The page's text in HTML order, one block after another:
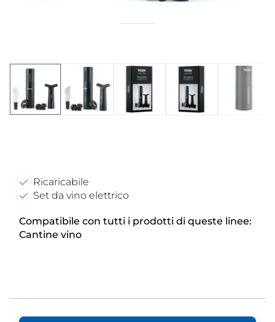
Ricaricabile
Set da vino elettrico
Compatibile con tutti i prodotti di queste linee:
Cantine vino